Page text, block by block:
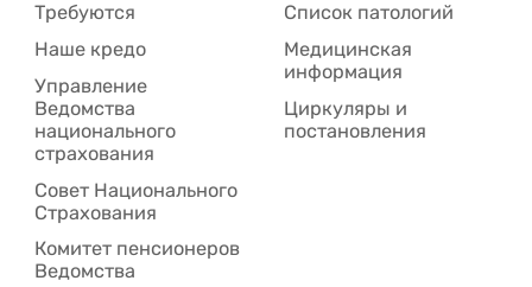
Требуются
Наше кредо
Управление
Ведомства
национального
страхования
Совет Национального
Cтрахования
Комитет пенсионеров
Ведомства
Список патологий
Медицинская
информация
Циркуляры и
постановления